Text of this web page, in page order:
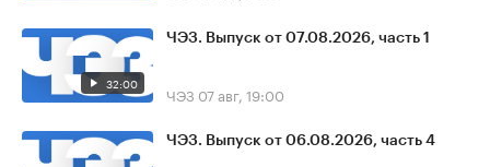
32:00
ЧЭЗ. Выпуск от 07.08.2026, часть 1
ЧЭЗ 07 авг, 19:00
ЧЭЗ. Выпуск от 06.08.2026, часть 4